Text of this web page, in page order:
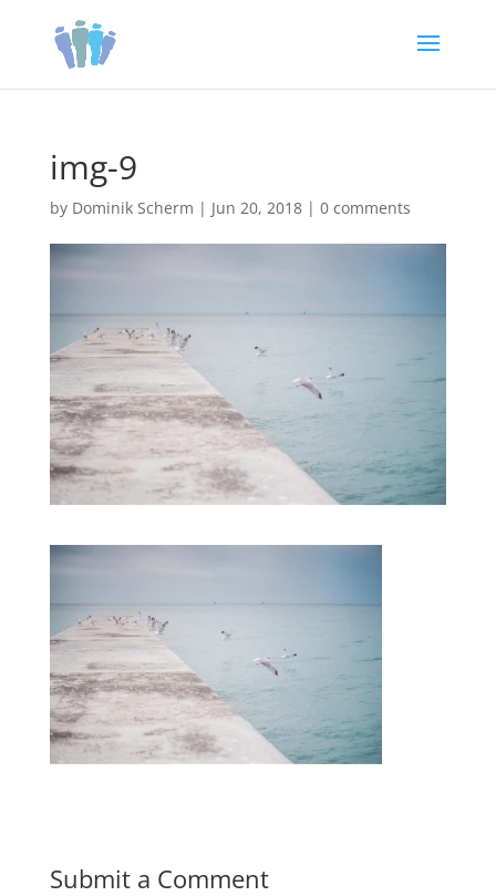
img-9
by Dominik Scherm | Jun 20, 2018| 0 comments
Submit a Comment